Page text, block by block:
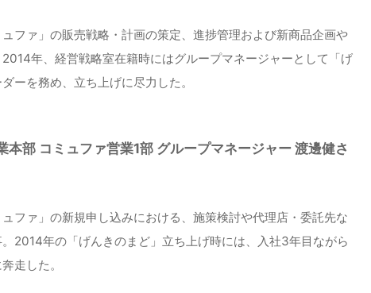
ファ」の販売戦略・計画の策定、進捗管理および新商品企画や
年、経営戦略室在籍時にはグループマネージャーとして「げ
ーを務め、立ち上げに尽力した。
本部 コミュファ営業1部 グループマネージャー 渡邊健さ
ファ」の新規申し込みにおける、施策検討や代理店・委託先な
2014年の「げんきのまど」立ち上げ時には、入社3年目ながら
走した。